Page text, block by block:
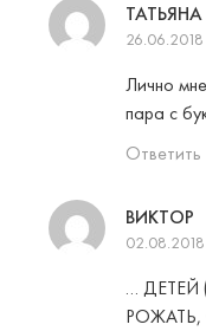
ТАТЬЯНА
Лично
пара с
Ответить
ВИКТОР
… ДЕТЕЙ